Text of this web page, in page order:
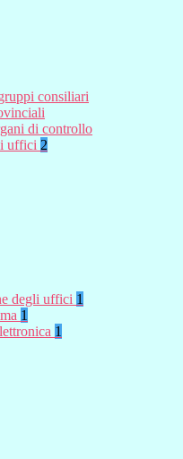
consiliari
di controllo
uffici 2
degli uffici 1
1
1